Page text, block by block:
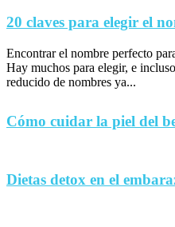
20 claves para elegir el
Encontrar el nombre perfecto
Hay muchos para elegir, e
reducido de nombres ya...
Cómo cuidar la piel del
Dietas detox en el